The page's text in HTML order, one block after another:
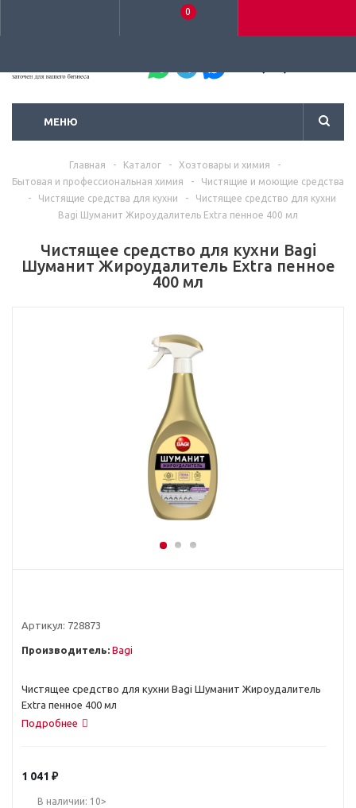
0
МЕНЮ
Главная - Каталог - Хозтовары и химия
-
Бытовая и профессиональная химия
-
Чистящие и моющие средства
-
Чистящие средства для кухни -
Чистящее средство для кухни
Bagi Шуманит Жироудалитель Extra пенное 400 мл
Чистящее средство для кухни Bagi
Шуманит Жироудалитель Extra пенное
400 мл
Артикул: 728873
Производитель: Bagi
Чистящее средство для кухни Bagi Шуманит Жироудалитель
Extra пенное 400 мл
Подробнее
1 041 ₽
В наличии: 10>